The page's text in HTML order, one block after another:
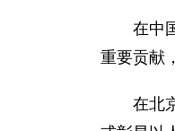
在中
重要贡献
在北